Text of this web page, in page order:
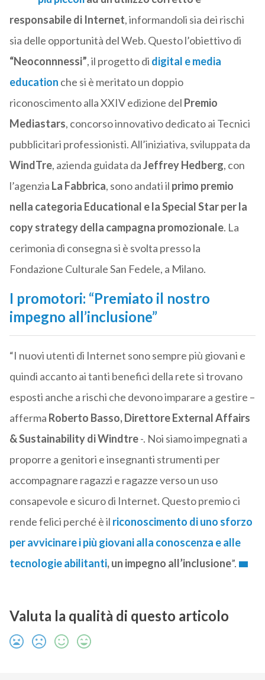
responsabile di Internet, informandoli sia dei rischi
sia delle opportunità del Web. Questo l’obiettivo di
“Neoconnnessi”, il progetto di digital e media
education che si è meritato un doppio
riconoscimento alla XXIV edizione del Premio
Mediastars, concorso innovativo dedicato ai Tecnici
pubblicitari professionisti. All’iniziativa, sviluppata da
WindTre, azienda guidata daJeffrey Hedberg, con
l’agenzia La Fabbrica, sono andati il primo premio
nella categoria Educational e la Special Star per la
copy strategy della campagna promozionale. La
cerimonia di consegna si è svolta presso la
Fondazione Culturale San Fedele, a Milano.
I promotori: “Premiato il nostro
impegno all’inclusione”
“I nuovi utenti di Internet sono sempre più giovani e
quindi accanto ai tanti benefici della rete si trovano
esposti anche a rischi che devono imparare a gestire –
afferma Roberto Basso, Direttore External Affairs
& Sustainability di Windtre-. Noi siamo impegnati a
proporre a genitori e insegnanti strumenti per
accompagnare ragazzi e ragazze verso un uso
consapevole e sicuro di Internet. Questo premio ci
rende felici perché è il riconoscimento di uno sforzo
per avvicinare i più giovani alla conoscenza e alle
tecnologie abilitanti, un impegno all’inclusione”.
Valuta la qualità di questo articolo